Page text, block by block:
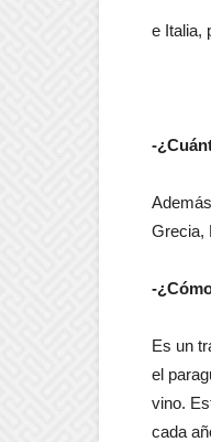
e Italia,
-
Grecia,
-
Es un
el
vino.
cada